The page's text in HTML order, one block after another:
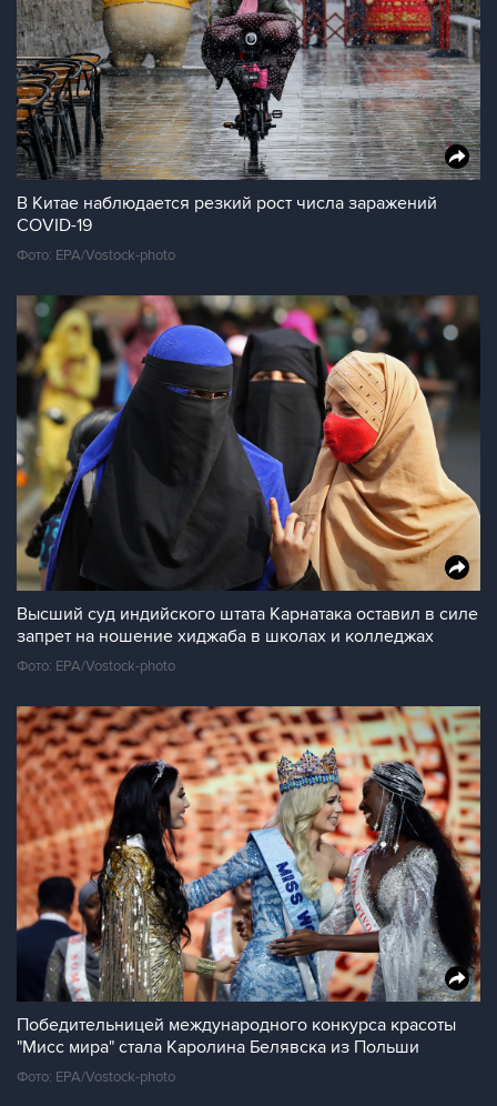
В Китае наблюдается резкий рост числа заражений
COVID-19
Фото: EPA/Vostock-photo
Высший суд индийского штата Карнатака оставил в силе
запрет на ношение хиджаба в школах и колледжах
Фото: EPA/Vostock-photo
Победительницей международного конкурса красоты
"Мисс мира" стала Каролина Белявска из Польши
Фото: EPA/Vostock-photo